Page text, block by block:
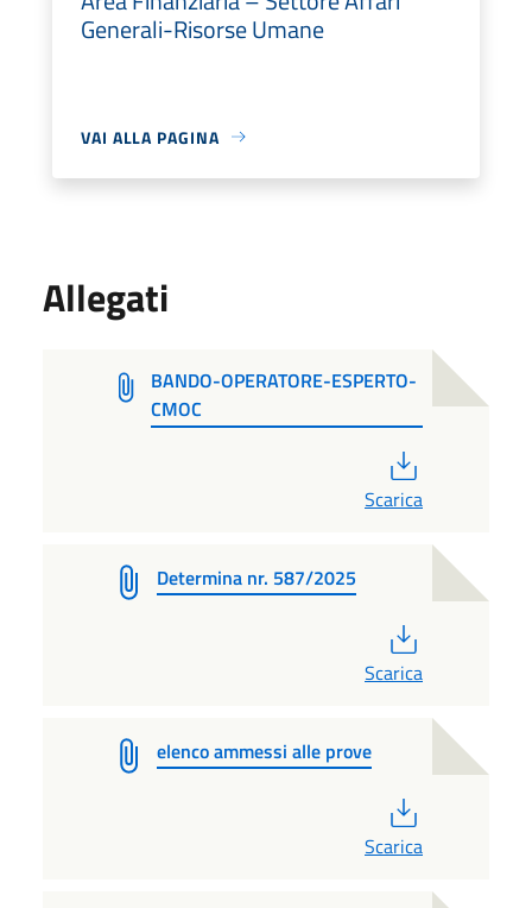
Generali-Risorse Umane
VAI ALLA PAGINA
Allegati
BANDO-OPERATORE-ESPERTO-
CMOC
Scarica
Determina nr. 587/2025
Scarica
elenco ammessi alle prove
Scarica